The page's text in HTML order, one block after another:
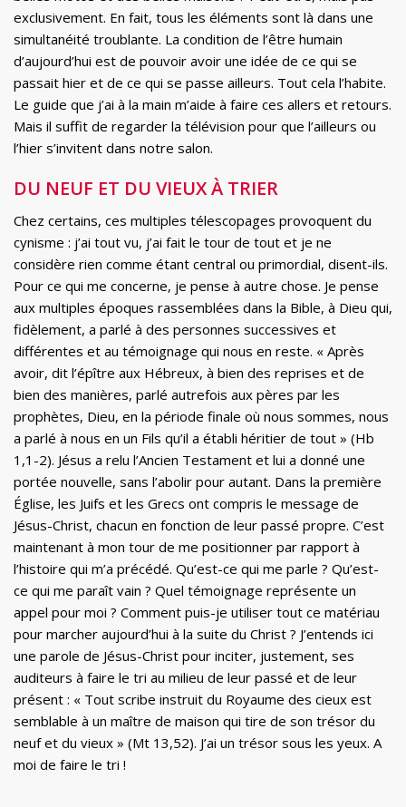
exclusivement. En fait, tous les éléments sont là dans une
simultanéité troublante. La condition de l’être humain
d’aujourd’hui est de pouvoir avoir une idée de ce qui se
passait hier et de ce qui se passe ailleurs. Tout cela l’habite.
Le guide que j’ai à la main m’aide à faire ces allers et retours.
Mais il suffit de regarder la télévision pour que l’ailleurs ou
l’hier s’invitent dans notre salon.
DU NEUF ET DU VIEUX À TRIER
Chez certains, ces multiples télescopages provoquent du
cynisme : j’ai tout vu, j’ai fait le tour de tout et je ne
considère rien comme étant central ou primordial, disent-ils.
Pour ce qui me concerne, je pense à autre chose. Je pense
aux multiples époques rassemblées dans la Bible, à Dieu qui,
fidèlement, a parlé à des personnes successives et
différentes et au témoignage qui nous en reste. « Après
avoir, dit l’épître aux Hébreux, à bien des reprises et de
bien des manières, parlé autrefois aux pères par les
prophètes, Dieu, en la période finale où nous sommes, nous
a parlé à nous en un Fils qu’il a établi héritier de tout » (Hb
1,1-2). Jésus a relu l’Ancien Testament et lui a donné une
portée nouvelle, sans l’abolir pour autant. Dans la première
Église, les Juifs et les Grecs ont compris le message de
Jésus-Christ, chacun en fonction de leur passé propre. C’est
maintenant à mon tour de me positionner par rapport à
l’histoire qui m’a précédé. Qu’est-ce qui me parle ? Qu’est-
ce qui me paraît vain ? Quel témoignage représente un
appel pour moi ? Comment puis-je utiliser tout ce matériau
pour marcher aujourd’hui à la suite du Christ ? J’entends ici
une parole de Jésus-Christ pour inciter, justement, ses
auditeurs à faire le tri au milieu de leur passé et de leur
présent : « Tout scribe instruit du Royaume des cieux est
semblable à un maître de maison qui tire de son trésor du
neuf et du vieux » (Mt 13,52). J’ai un trésor sous les yeux. A
moi de faire le tri !